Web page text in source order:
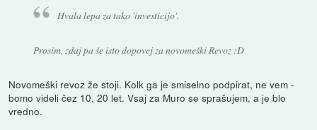
Hvala lepa za tako 'investicijo'.
Prosim, zdaj pa še isto dopovej za novomeški Revoz :D
Novomeški revoz že stoji. Kolk ga je smiselno podpirat, ne vem -
bomo videli čez 10, 20 let. Vsaj za Muro se sprašujem, a je blo
vredno.